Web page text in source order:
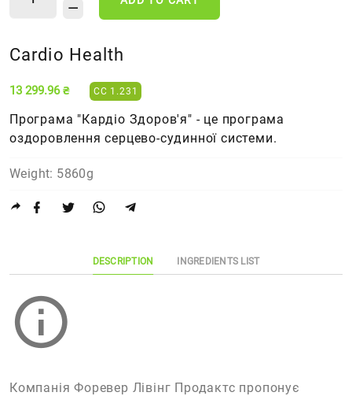
Cardio Health
13 299.96 ₴ CC 1.231
Програма "Кардіо Здоров'я" - це програма
оздоровлення серцево-судинної системи.
Weight: 5860g
DESCRIPTION INGREDIENTS LIST
Компанія Форевер Лівінг Продактс пропонує